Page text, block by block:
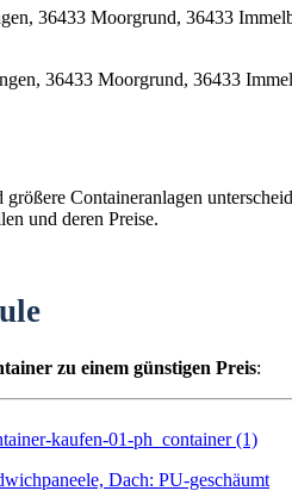
Containeranlagen
und deren Preise.
zu einem günstigen Preis:
Dach: PU-geschäumt